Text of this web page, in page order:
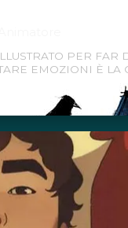
PER FAR
EMOZIONI È LA